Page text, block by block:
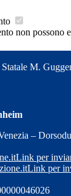
non possono
M.
–
Link per
Link per